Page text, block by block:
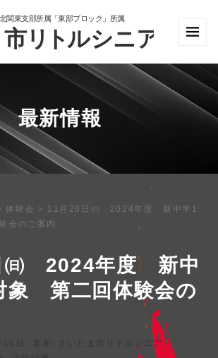
最新情報
体験会 > 11月26日㈰ 2024年度 新中学1
会のご案内
㈰ 2024年度 新中
象 第二回体験会の
さいたま市リトルシニア